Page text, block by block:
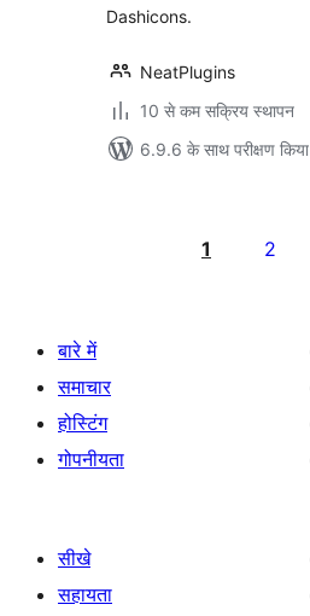
Dashicons.
NeatPlugins
10 से कम सक्रिय स्थापन
6.9.6 के साथ परीक्षण किया
1 2
बारे में
समाचार
होस्टिंग
गोपनीयता
सीखे
सहायता